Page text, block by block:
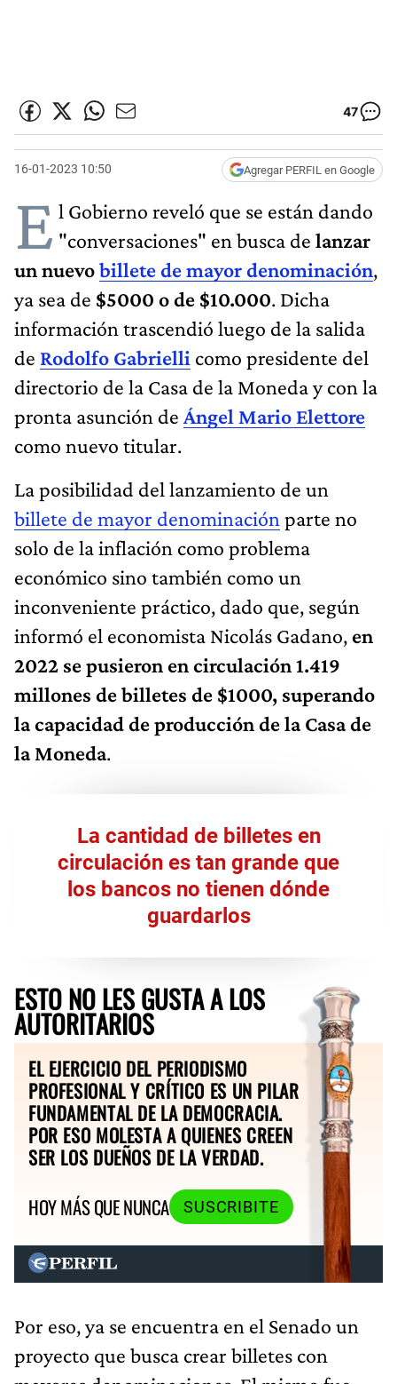
47
16-01-2023 10:50 Agregar PERFIL en Google
E l Gobierno reveló que se están dando
"conversaciones" en busca de lanzar
un nuevobillete de mayor denominación,
ya sea de $5000 o de $10.000. Dicha
información trascendió luego de la salida
de Rodolfo Gabrielli como presidente del
directorio de la Casa de la Moneda y con la
pronta asunción de Ángel Mario Elettore
como nuevo titular.
La posibilidad del lanzamiento de un
billete de mayor denominación parte no
solo de la inflación como problema
económico sino también como un
inconveniente práctico, dado que, según
informó el economista Nicolás Gadano, en
2022 se pusieron en circulación 1.419
millones de billetes de $1000, superando
la capacidad de producción de la Casa de
la Moneda.
La cantidad de billetes en
circulación es tan grande que
los bancos no tienen dónde
guardarlos
ESTO NO LES GUSTA A LOS
AUTORITARIOS
EL EJERCICIO DEL PERIODISMO
PROFESIONAL Y CRÍTICO ES UN PILAR
FUNDAMENTAL DE LA DEMOCRACIA.
POR ESO MOLESTA A QUIENES CREEN
SER LOS DUEÑOS DE LA VERDAD.
HOY MÁS QUE NUNCA
SUSCRIBITE
Por eso, ya se encuentra en el Senado un
proyecto que busca crear billetes con